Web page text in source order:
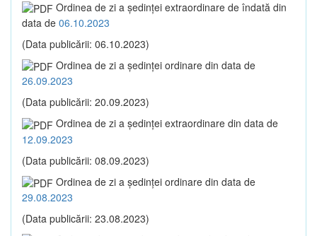
Ordinea de zi a şedinţei extraordinare de îndată din
data de 06.10.2023
(Data publicării: 06.10.2023)
Ordinea de zi a şedinţei ordinare din data de
26.09.2023
(Data publicării: 20.09.2023)
Ordinea de zi a şedinţei extraordinare din data de
12.09.2023
(Data publicării: 08.09.2023)
Ordinea de zi a şedinţei ordinare din data de
29.08.2023
(Data publicării: 23.08.2023)